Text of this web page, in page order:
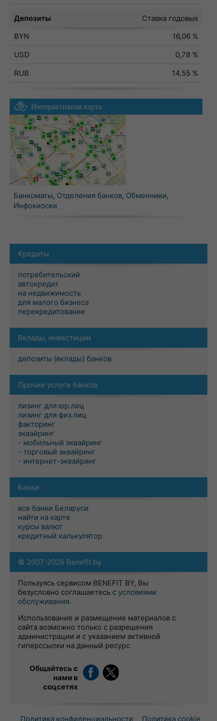
Депозиты
Ставка годовых
BYN
16,06 %
USD
0,78 %
RUB
14,55 %
Интерактивная карта
Банкоматы, Отделения банков, Обменники,
Инфокиоски
Кредиты
потребительский
автокредит
на недвижимость
для малого бизнеса
перекредитование
Вклады, инвестиции
депозиты (вклады) банков
Прочие услуги банков
лизинг для юр.лиц
лизинг для физ.лиц
факторинг
эквайринг
- мобильный эквайринг
- торговый эквайринг
- интернет-эквайринг
Банки
все банки Беларуси
найти на карте
курсы валют
кредитный калькулятор
© 2007-2026 Benefit.by
Пользуясь сервисом BENEFIT BY, Вы
безусловно соглашаетесь с условиями
обслуживания.
Использование и размещение материалов с
сайта возможно только с разрешения
администрации и с указанием активной
гиперссылки на данный ресурс
Общайтесь с
нами в
соцсетях
Политика конфиденциальности Политика cookie